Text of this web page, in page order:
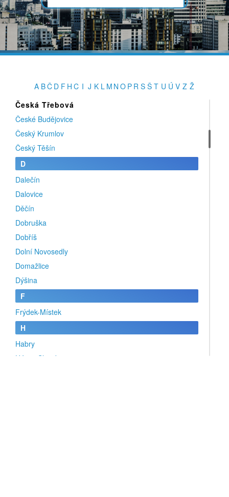
A BČ D F H C I J K L M N O P R S Š T U Ú V Z Ž
Bystré
Bystřice
Bystřice pod Hostýnem
Č
Česká Lípa
Česká Třebová
České Budějovice
Český Krumlov
Český Těšín
D
Dalečín
Dalovice
Děčín
Dobruška
Dobříš
Dolní Novosedly
Domažlice
Dýšina
F
Frýdek-Místek
H
Habry
Háj ve Slezsku